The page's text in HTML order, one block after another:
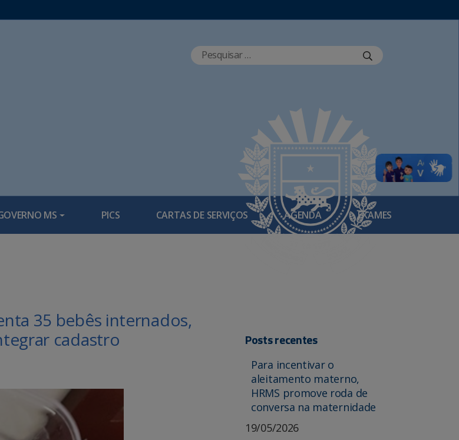
MS PICS CARTAS DE SERVIÇOS AGENDA EXAMES
35 bebês internados,
cadastro
Posts recentes
Para incentivar o
aleitamento materno,
HRMS promove roda de
conversa na maternidade
19/05/2026